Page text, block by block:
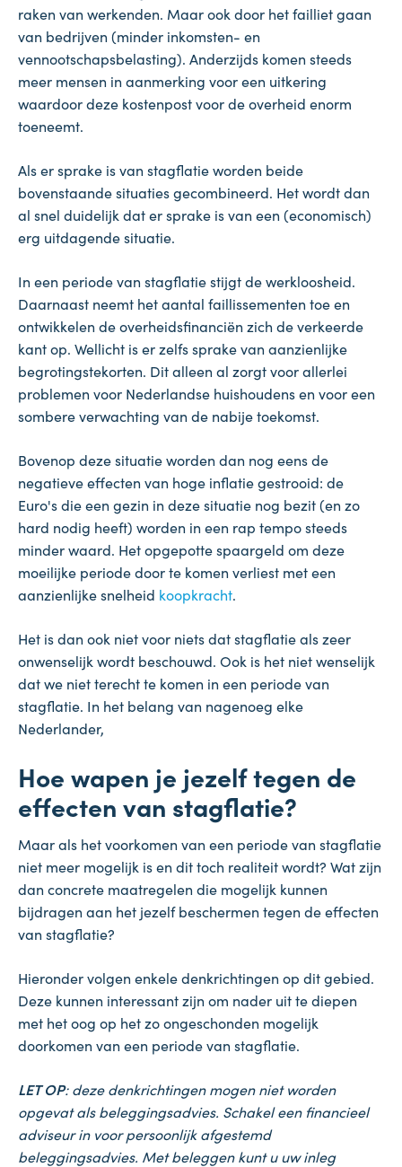
raken van werkenden. Maar ook door het failliet gaan
van bedrijven (minder inkomsten- en
vennootschapsbelasting). Anderzijds komen steeds
meer mensen in aanmerking voor een uitkering
waardoor deze kostenpost voor de overheid enorm
toeneemt.
Als er sprake is van stagflatie worden beide
bovenstaande situaties gecombineerd. Het wordt dan
al snel duidelijk dat er sprake is van een (economisch)
erg uitdagende situatie.
In een periode van stagflatie stijgt de werkloosheid.
Daarnaast neemt het aantal faillissementen toe en
ontwikkelen de overheidsfinanciën zich de verkeerde
kant op. Wellicht is er zelfs sprake van aanzienlijke
begrotingstekorten. Dit alleen al zorgt voor allerlei
problemen voor Nederlandse huishoudens en voor een
sombere verwachting van de nabije toekomst.
Bovenop deze situatie worden dan nog eens de
negatieve effecten van hoge inflatie gestrooid: de
Euro's die een gezin in deze situatie nog bezit (en zo
hard nodig heeft) worden in een rap tempo steeds
minder waard. Het opgepotte spaargeld om deze
moeilijke periode door te komen verliest met een
aanzienlijke snelheid koopkracht.
Het is dan ook niet voor niets dat stagflatie als zeer
onwenselijk wordt beschouwd. Ook is het niet wenselijk
dat we niet terecht te komen in een periode van
stagflatie. In het belang van nagenoeg elke
Nederlander,
Hoe wapen je jezelf tegen de
effecten van stagflatie?
Maar als het voorkomen van een periode van stagflatie
niet meer mogelijk is en dit toch realiteit wordt? Wat zijn
dan concrete maatregelen die mogelijk kunnen
bijdragen aan het jezelf beschermen tegen de effecten
van stagflatie?
Hieronder volgen enkele denkrichtingen op dit gebied.
Deze kunnen interessant zijn om nader uit te diepen
met het oog op het zo ongeschonden mogelijk
doorkomen van een periode van stagflatie.
LET OP: deze denkrichtingen mogen niet worden
opgevat als beleggingsadvies. Schakel een financieel
adviseur in voor persoonlijk afgestemd
beleggingsadvies. Met beleggen kunt u uw inleg